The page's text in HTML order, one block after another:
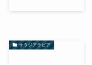
サウジアラビア